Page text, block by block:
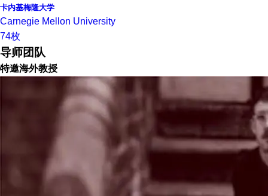
卡内基梅隆大学
Carnegie Mellon University
74枚
导师团队
特邀海外教授